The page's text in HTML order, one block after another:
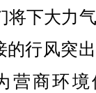
将下大力
的行风突
营商环境